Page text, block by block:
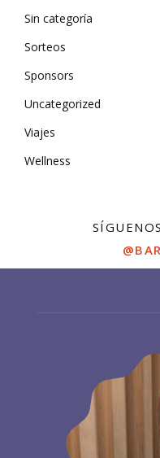
Sin categoría
Sorteos
Sponsors
Uncategorized
Viajes
Wellness